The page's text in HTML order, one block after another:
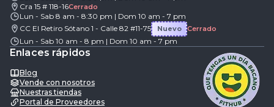
Cra 15 # 118-16Cerrado
Lun - Sab 8 am - 8:30 pm | Dom 10 am - 7 pm
CC El Retiro Sótano 1 - Calle 82 #11-75
Nuevo Cerrado
Lun - Sab 10 am - 8 pm | Dom 10 am - 7 pm
Enlaces rápidos
Blog
Vende con nosotros
Nuestras tiendas
Portal de Proveedores